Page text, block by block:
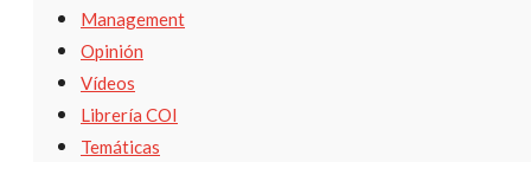
Management
Opinión
Vídeos
Librería COI
Temáticas